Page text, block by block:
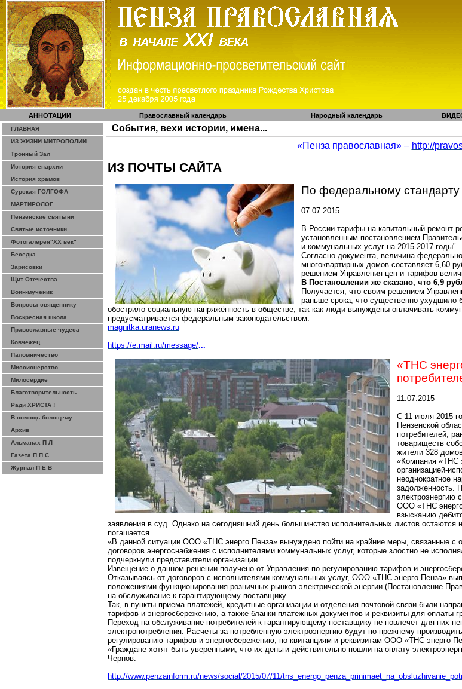
АННОТАЦИИ Православный календарь Народный календарь
ГЛАВНАЯ
ИЗ ЖИЗНИ МИТРОПОЛИИ
Тронный Зал
История епархии
История храмов
Сурская ГОЛГОФА
МАРТИРОЛОГ
Пензенские святыни
Святые источники
Фотогалерея"ХХ век"
Беседка
Зарисовки
Щит Отечества
Воин-мученик
Вопросы священнику
Воскресная школа
Православные чудеса
Ковчежец
Паломничество
Миссионерство
Милосердие
Благотворительность
Ради ХРИСТА !
В помощь болящему
Архив
Альманах П Л
Газета П П С
Журнал П Е В
События, вехи истории, имена...
«Пенза православная» – http://
ИЗ ПОЧТЫ САЙТА
По федеральному стандарту
07.07.2015
В России тарифы на капитальный ремонт
установленным постановлением
и коммунальных услуг на 2015-2017 годы".
Согласно документа, величина
многоквартирных домов составляет 6,60
решением Управления цен и тарифов
В Постановлении же сказано, что 6,9
Получается, что своим решением
раньше срока, что существенно ухудшило
обострило социальную напряжённость в обществе, так как люди вынуждены оплачивать
предусматривается федеральным законодательством.
magnitka.uranews.ru
https://e.mail.ru/message/...
«ТНС
11.07.2015
С 11 июля 2015
Пензенской
потребителей,
товариществ
жители 328
«Компания «ТНС
организацией-
неоднократное
задолженность.
электроэнергию
ООО «ТНС
взысканию
заявления в суд. Однако на сегодняшний день большинство исполнительных листов
погашается.
«В данной ситуации ООО «ТНС энерго Пенза» вынуждено пойти на крайние меры, связанные с
договоров энергоснабжения с исполнителями коммунальных услуг, которые злостно не
подчеркнули представители организации.
Извещение о данном решении получено от Управления по регулированию тарифов и
Отказываясь от договоров с исполнителями коммунальных услуг, ООО «ТНС энерго Пенза»
положениями функционирования розничных рынков электрической энергии (Постановление
на обслуживание к гарантирующему поставщику.
Так, в пункты приема платежей, кредитные организации и отделения почтовой связи были
тарифов и энергосбережению, а также бланки платежных документов и реквизиты для оплаты
Переход на обслуживание потребителей к гарантирующему поставщику не повлечет для них
электропотребления. Расчеты за потребленную электроэнергию будут по-прежнему
регулированию тарифов и энергосбережению, по квитанциям и реквизитам ООО «ТНС энерго
«Граждане хотят быть уверенными, что их деньги действительно пошли на оплату
Чернов.
http://www.penzainform.ru/news/social/2015/07/11/tns_energo_penza_prinimaet_na_obsl